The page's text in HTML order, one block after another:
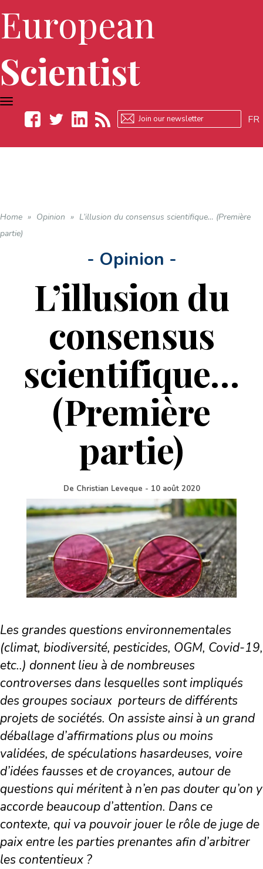
European
Scientist
FR
TOGGLE
NAVIGATION
Home » Opinion » L’illusion du consensus scientifique… (Première
partie)
- Opinion -
L’illusion du
consensus
scientifique…
(Première
partie)
De Christian Leveque - 10 août 2020
Les grandes questions environnementales
(climat, biodiversité, pesticides, OGM, Covid-19,
etc..) donnent lieu à de nombreuses
controverses dans lesquelles sont impliqués
des groupes sociaux porteurs de différents
projets de sociétés. On assiste ainsi à un grand
déballage d’affirmations plus ou moins
validées, de spéculations hasardeuses, voire
d’idées fausses et de croyances, autour de
questions qui méritent à n’en pas douter qu’on y
accorde beaucoup d’attention. Dans ce
contexte, qui va pouvoir jouer le rôle de juge de
paix entre les parties prenantes afin d’arbitrer
les contentieux ?